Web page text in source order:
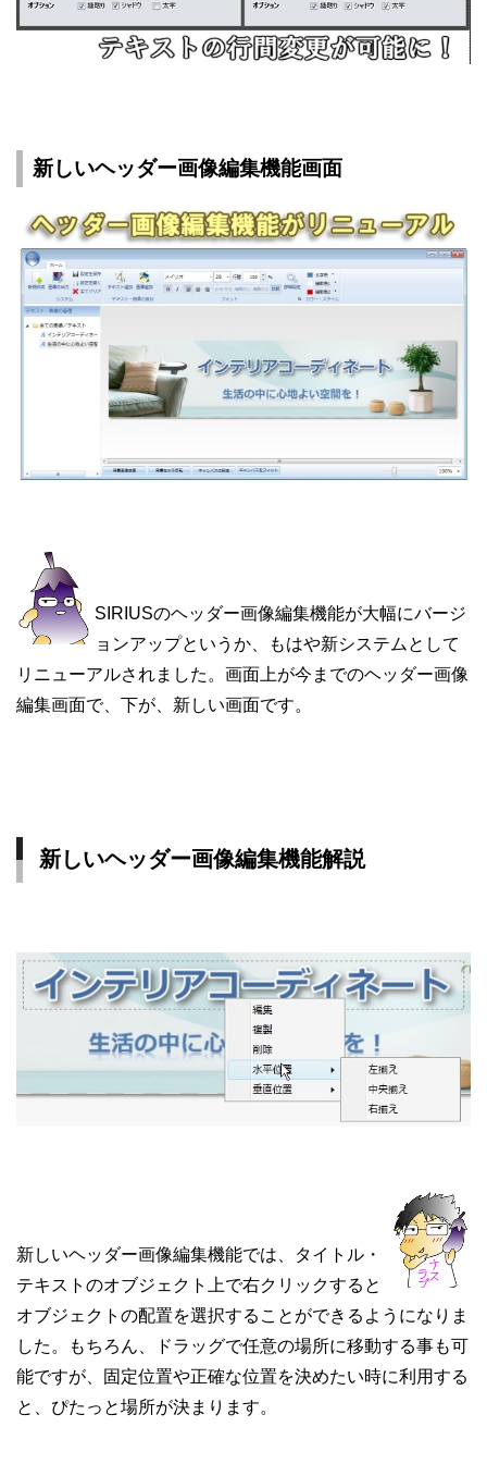
新しいヘッダー画像編集機能画面
SIRIUSのヘッダー画像編集機能が大幅にバージ
ョンアップというか、もはや新システムとして
リニューアルされました。画面上が今までのヘッダー画像
編集画面で、下が、新しい画面です。
新しいヘッダー画像編集機能解説
新しいヘッダー画像編集機能では、タイトル・
テキストのオブジェクト上で右クリックすると
オブジェクトの配置を選択することができるようになりま
した。もちろん、ドラッグで任意の場所に移動する事も可
能ですが、固定位置や正確な位置を決めたい時に利用する
と、ぴたっと場所が決まります。